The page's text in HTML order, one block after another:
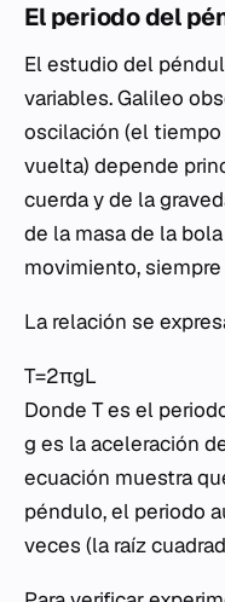
El periodo del
El estudio del
variables. Galileo
oscilación (el
vuelta) depende
cuerda y de la
de la masa de la
movimiento,
La relación se
T=2πgL​​
Donde T es el
g es la aceleración
ecuación muestra
péndulo, el periodo
veces (la raíz